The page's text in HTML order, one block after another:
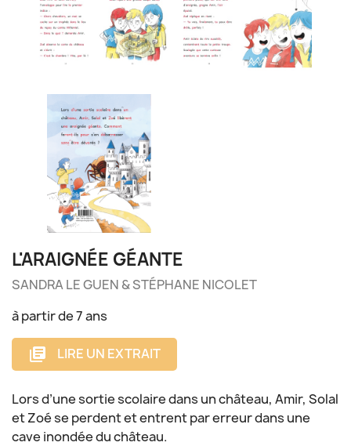
L'ARAIGNÉE GÉANTE
SANDRA LE GUEN & STÉPHANE NICOLET
à partir de 7 ans
library_books LIRE UN EXTRAIT
Lors d’une sortie scolaire dans un château, Amir, Solal
et Zoé se perdent et entrent par erreur dans une
cave inondée du château.